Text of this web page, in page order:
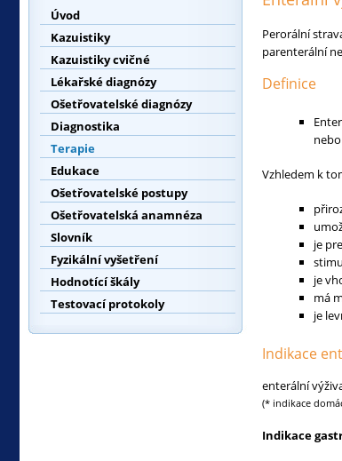
Úvod
Kazuistiky
Kazuistiky cvičné
Lékařské diagnózy
Ošetřovatelské diagnózy
Diagnostika
Terapie
Edukace
Ošetřovatelské postupy
Ošetřovatelská anamnéza
Slovník
Fyzikální vyšetření
Hodnotící škály
Testovací protokoly
Perorální
parenterální
Definice
Vzhledem k
je
je
má
je
Indikace
enterální
(* indikace
Indikace